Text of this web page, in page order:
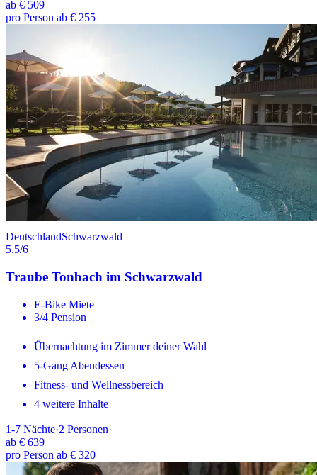
ab € 509
pro Person ab € 255
DeutschlandSchwarzwald
5.5/6
Traube Tonbach im Schwarzwald
E-Bike Miete
3/4 Pension
Übernachtung im Zimmer deiner Wahl
5-Gang Abendessen
Fitness- und Wellnessbereich
4 weitere Inhalte
1-7 Nächte·2 Personen·
ab € 639
pro Person ab € 320